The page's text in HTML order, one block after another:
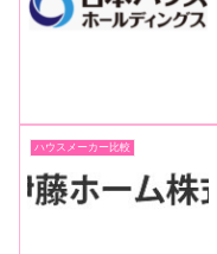
ハウスメーカー比較